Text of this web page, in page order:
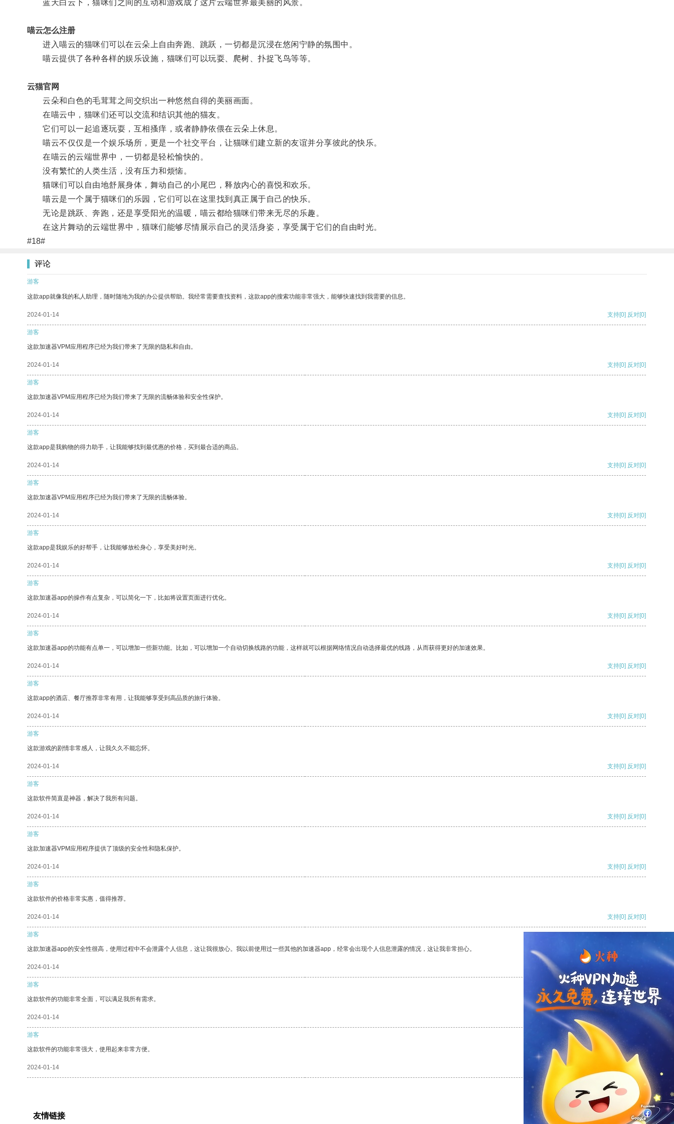
蓝天白云下，猫咪们之间的互动和游戏成了这片云端世界最美丽的风景。
喵云怎么注册
进入喵云的猫咪们可以在云朵上自由奔跑、跳跃，一切都是沉浸在悠闲宁静的氛围中。
喵云提供了各种各样的娱乐设施，猫咪们可以玩耍、爬树、扑捉飞鸟等等。
云猫官网
云朵和白色的毛茸茸之间交织出一种悠然自得的美丽画面。
在喵云中，猫咪们还可以交流和结识其他的猫友。
它们可以一起追逐玩耍，互相搔痒，或者静静依偎在云朵上休息。
喵云不仅仅是一个娱乐场所，更是一个社交平台，让猫咪们建立新的友谊并分享彼此的快乐。
在喵云的云端世界中，一切都是轻松愉快的。
没有繁忙的人类生活，没有压力和烦恼。
猫咪们可以自由地舒展身体，舞动自己的小尾巴，释放内心的喜悦和欢乐。
喵云是一个属于猫咪们的乐园，它们可以在这里找到真正属于自己的快乐。
无论是跳跃、奔跑，还是享受阳光的温暖，喵云都给猫咪们带来无尽的乐趣。
在这片舞动的云端世界中，猫咪们能够尽情展示自己的灵活身姿，享受属于它们的自由时光。
#18#
评论
游客
这款app就像我的私人助理，随时随地为我的办公提供帮助。我经常需要查找资料，这款app的搜索功能非常强大，能够快速找到我需要的信息。
2024-01-14 支持[0] 反对[0]
游客
这款加速器VPM应用程序已经为我们带来了无限的隐私和自由。
2024-01-14 支持[0] 反对[0]
游客
这款加速器VPM应用程序已经为我们带来了无限的流畅体验和安全性保护。
2024-01-14 支持[0] 反对[0]
游客
这款app是我购物的得力助手，让我能够找到最优惠的价格，买到最合适的商品。
2024-01-14 支持[0] 反对[0]
游客
这款加速器VPM应用程序已经为我们带来了无限的流畅体验。
2024-01-14 支持[0] 反对[0]
游客
这款app是我娱乐的好帮手，让我能够放松身心，享受美好时光。
2024-01-14 支持[0] 反对[0]
游客
这款加速器app的操作有点复杂，可以简化一下，比如将设置页面进行优化。
2024-01-14 支持[0] 反对[0]
游客
这款加速器app的功能有点单一，可以增加一些新功能。比如，可以增加一个自动切换线路的功能，这样就可以根据网络情况自动选择最优的线路，从而获得更好的加速效果。
2024-01-14 支持[0] 反对[0]
游客
这款app的酒店、餐厅推荐非常有用，让我能够享受到高品质的旅行体验。
2024-01-14 支持[0] 反对[0]
游客
这款游戏的剧情非常感人，让我久久不能忘怀。
2024-01-14 支持[0] 反对[0]
游客
这款软件简直是神器，解决了我所有问题。
2024-01-14 支持[0] 反对[0]
游客
这款加速器VPM应用程序提供了顶级的安全性和隐私保护。
2024-01-14 支持[0] 反对[0]
游客
这款软件的价格非常实惠，值得推荐。
2024-01-14 支持[0] 反对[0]
游客
这款加速器app的安全性很高，使用过程中不会泄露个人信息，这让我很放心。我以前使用过一些其他的加速器app，经常会出现个人信息泄露的情况，这让我非常担心。
2024-01-14
游客
这款软件的功能非常全面，可以满足我所有需求。
2024-01-14 反对
游客
这款软件的功能非常强大，使用起来非常方便。
2024-01-14 反对[0]
友情链接